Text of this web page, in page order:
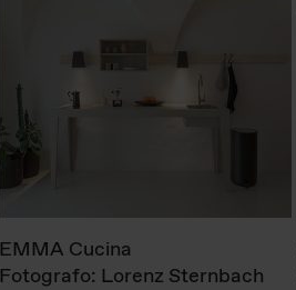
EMMA Cucina
Fotografo: Lorenz Sternbach